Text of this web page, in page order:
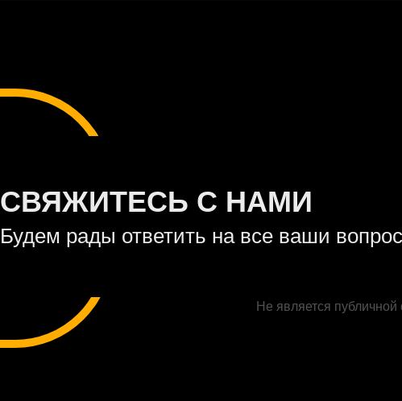
Не является
Будем рады ответить на все ваши
СВЯЖИТЕСЬ С НАМИ